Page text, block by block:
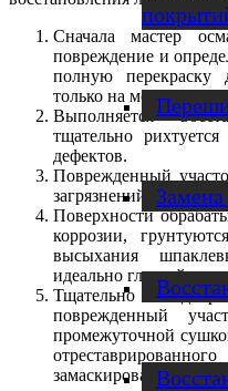
Замена
Сначала мастер
повреждение и
полную перекраску
только на месте
Выполняется
тщательно
дефектов.
Поврежденный
загрязнений,
Поверхности
коррозии,
высыхания
идеально гладкой
Тщательно
поврежденный
промежуточной
замаскировать дефект.